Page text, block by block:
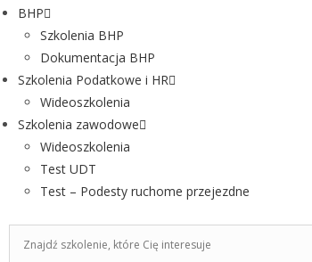
BHP
Szkolenia BHP
Dokumentacja BHP
Szkolenia Podatkowe i HR
Wideoszkolenia
Szkolenia zawodowe
Wideoszkolenia
Test UDT
Test – Podesty ruchome przejezdne